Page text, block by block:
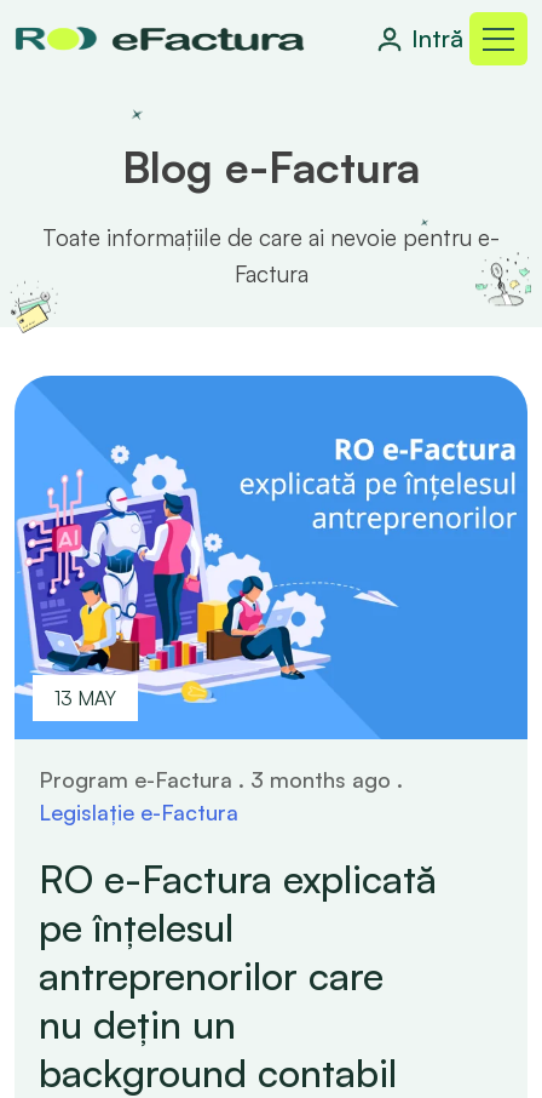
Intră
Blog e-Factura
Toate informațiile de care ai nevoie pentru e-
Factura
13 MAY
Program e-Factura . 3 months ago .
Legislație e-Factura
RO e-Factura explicată
pe înțelesul
antreprenorilor care
nu dețin un
background contabil